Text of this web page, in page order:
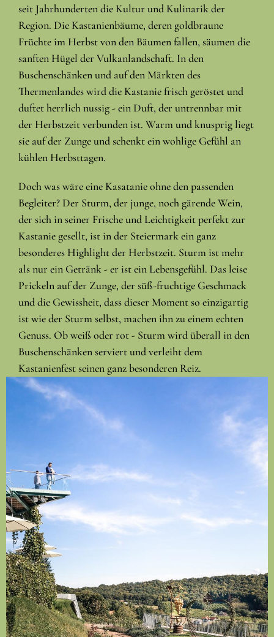
seit Jahrhunderten die Kultur und Kulinarik der
Region. Die Kastanienbäume, deren goldbraune
Früchte im Herbst von den Bäumen fallen, säumen die
sanften Hügel der Vulkanlandschaft. In den
Buschenschänken und auf den Märkten des
Thermenlandes wird die Kastanie frisch geröstet und
duftet herrlich nussig - ein Duft, der untrennbar mit
der Herbstzeit verbunden ist. Warm und knusprig liegt
sie auf der Zunge und schenkt ein wohlige Gefühl an
kühlen Herbsttagen.
Doch was wäre eine Kasatanie ohne den passenden
Begleiter? Der Sturm, der junge, noch gärende Wein,
der sich in seiner Frische und Leichtigkeit perfekt zur
Kastanie gesellt, ist in der Steiermark ein ganz
besonderes Highlight der Herbstzeit. Sturm ist mehr
als nur ein Getränk - er ist ein Lebensgefühl. Das leise
Prickeln auf der Zunge, der süß-fruchtige Geschmack
und die Gewissheit, dass dieser Moment so einzigartig
ist wie der Sturm selbst, machen ihn zu einem echten
Genuss. Ob weiß oder rot - Sturm wird überall in den
Buschenschänken serviert und verleiht dem
Kastanienfest seinen ganz besonderen Reiz.